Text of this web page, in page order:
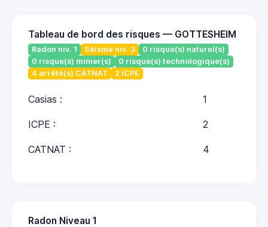
Tableau de bord des risques — GOTTESHEIM
Radon niv. 1 Séisme niv. 3
0 risque(s) naturel(s)
0 risque(s) minier(s)
0 risque(s) technologique(s)
4 arrêté(s) CATNAT
2 ICPE
Casias : 1
ICPE : 2
CATNAT : 4
Radon Niveau 1